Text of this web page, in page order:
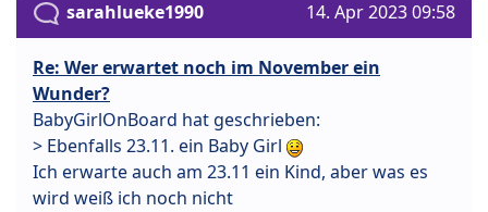
sarahlueke1990 14. Apr 2023 09:58
Re: Wer erwartet noch im November ein
Wunder?
BabyGirlOnBoard hat geschrieben:
> Ebenfalls 23.11. ein Baby Girl
Ich erwarte auch am 23.11 ein Kind, aber was es
wird weiß ich noch nicht